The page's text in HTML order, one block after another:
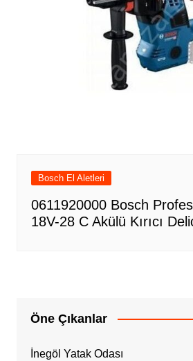
Bosch El Aletleri
0611920000 Bosch
18V-28 C Akülü Kırıcı
Öne Çıkanlar
İnegöl Yatak Odası